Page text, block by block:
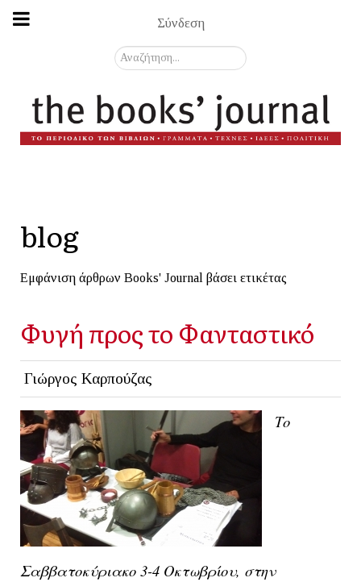
Σύνδεση
Αναζήτηση...
blog
Εμφάνιση άρθρων Books' Journal βάσει ετικέτας
Φυγή προς το Φανταστικό
Γιώργος Καρπούζας
Το
Σαββατοκύριακο 3-4 Οκτωβρίου, στην